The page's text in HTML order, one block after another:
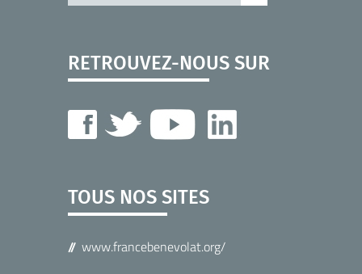
RETROUVEZ-NOUS SUR
TOUS NOS SITES
www.francebenevolat.org/